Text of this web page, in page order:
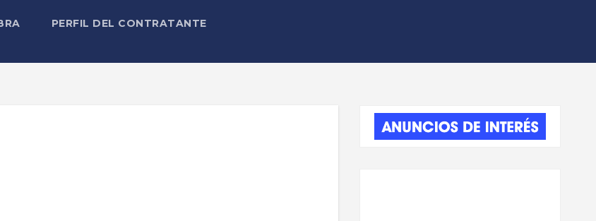
PERFIL DEL CONTRATANTE